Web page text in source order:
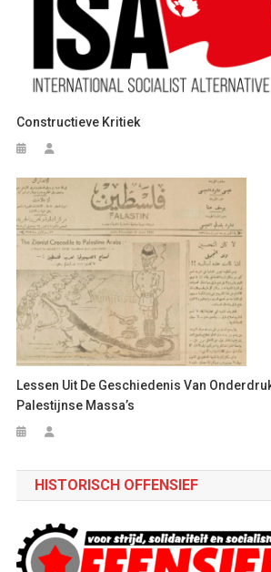
Constructieve Kritiek
Lessen Uit De Geschiedenis Van
Palestijnse Massa’s
HISTORISCH OFFENSIEF